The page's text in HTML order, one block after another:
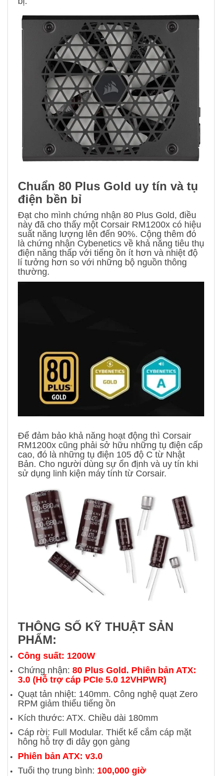
Chuẩn 80 Plus Gold uy tín và tụ
điện bền bỉ
Đạt cho mình chứng nhận 80 Plus Gold, điều
này đã cho thấy một Corsair RM1200x có hiệu
suất năng lượng lên đến 90%. Cộng thêm đó
là chứng nhận Cybenetics về khả năng tiêu thụ
điện năng thấp với tiếng ồn ít hơn và nhiệt độ
lí tưởng hơn so với những bộ nguồn thông
thường.
Để đảm bảo khả năng hoạt động thì Corsair
RM1200x cũng phải sở hữu những tụ điện cấp
cao, đó là những tụ điện 105 độ C từ Nhật
Bản. Cho người dùng sự ổn định và uy tín khi
sử dụng linh kiện máy tính từ Corsair.
THÔNG SỐ KỸ THUẬT SẢN
PHẨM:
Công suất: 1200W
Chứng nhận: 80 Plus Gold. Phiên bản ATX:
3.0 (Hỗ trợ cáp PCIe 5.0 12VHPWR)
Quạt tản nhiệt: 140mm. Công nghệ quạt Zero
RPM giảm thiểu tiếng ồn
Kích thước: ATX. Chiều dài 180mm
Cáp rời: Full Modular. Thiết kế cắm cáp mặt
hông hỗ trợ đi dây gọn gàng
Phiên bản ATX: v3.0
Tuổi thọ trung bình: 100,000 giờ